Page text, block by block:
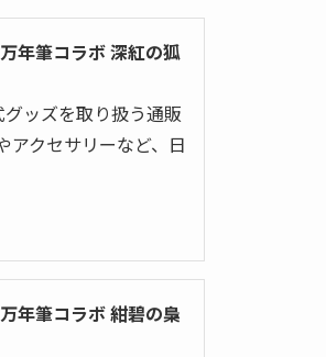
年筆コラボ 深紅の狐
ッズを取り扱う通販
アクセサリーなど、日
年筆コラボ 紺碧の梟